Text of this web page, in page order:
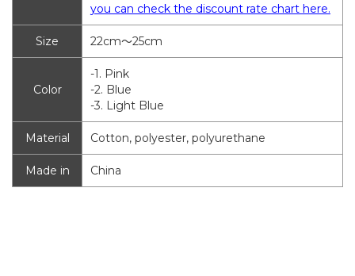
you can check the discount rate chart here.
Size 22cm～25cm
Color
-1. Pink
-2. Blue
-3. Light Blue
Material Cotton, polyester, polyurethane
Made in China